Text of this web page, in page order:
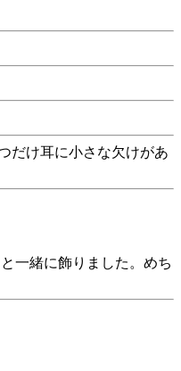
だけ耳に小さな欠けがあ
一緒に飾りました。めち